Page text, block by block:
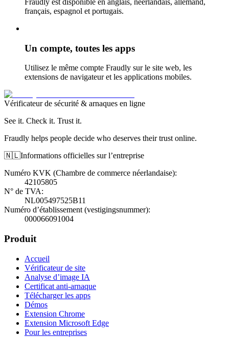
Fraudly est disponible en anglais, néerlandais, allemand,
français, espagnol et portugais.
Un compte, toutes les apps
Utilisez le même compte Fraudly sur le site web, les
extensions de navigateur et les applications mobiles.
Vérificateur de sécurité & arnaques en ligne
See it. Check it. Trust it.
Fraudly helps people decide who deserves their trust online.
🇳🇱Informations officielles sur l’entreprise
Numéro KVK (Chambre de commerce néerlandaise):
42105805
N° de TVA:
NL005497525B11
Numéro d’établissement (vestigingsnummer):
000066091004
Produit
Accueil
Vérificateur de site
Analyse d’image IA
Certificat anti-arnaque
Télécharger les apps
Démos
Extension Chrome
Extension Microsoft Edge
Pour les entreprises